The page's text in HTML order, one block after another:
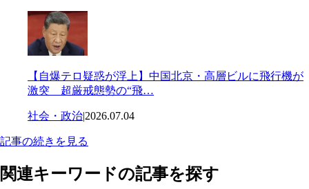
【自爆テロ疑惑が浮上】中国北京・高層ビルに飛行機が
激突 超厳戒態勢の“飛…
社会・政治|2026.07.04
記事の続きを見る
関連キーワードの記事を探す